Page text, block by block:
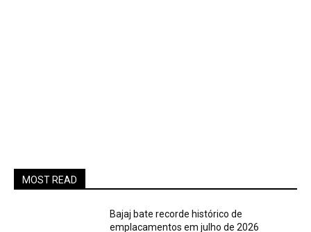
MOST READ
Bajaj bate recorde histórico de
emplacamentos em julho de 2026